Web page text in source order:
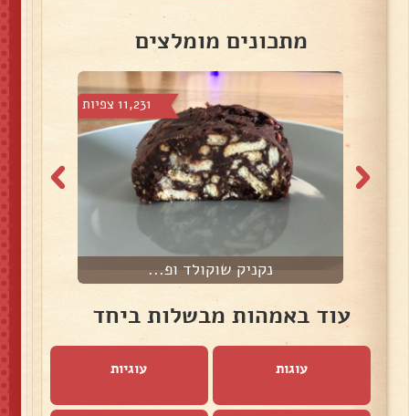
מתכונים מומלצים
11,231 צפיות
נקניק שוקולד ופ...
עוד באמהות מבשלות ביחד
עוגות עוגיות